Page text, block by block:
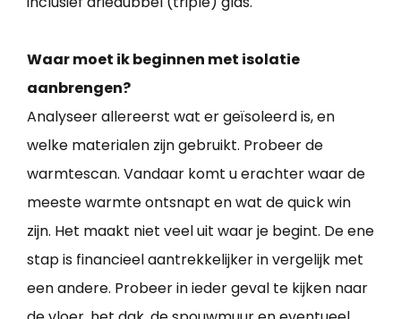
Waar moet ik beginnen met isolatie
aanbrengen?
Analyseer allereerst wat er geïsoleerd is, en
welke materialen zijn gebruikt. Probeer de
warmtescan. Vandaar komt u erachter waar de
meeste warmte ontsnapt en wat de quick win
zijn. Het maakt niet veel uit waar je begint. De ene
stap is financieel aantrekkelijker in vergelijk met
een andere. Probeer in ieder geval te kijken naar